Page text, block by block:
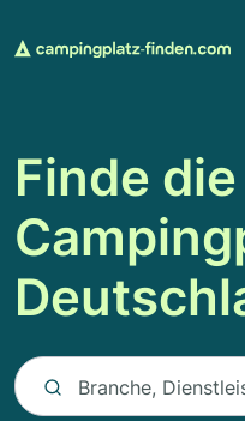
Finde
Keyword auswählen
Branche,